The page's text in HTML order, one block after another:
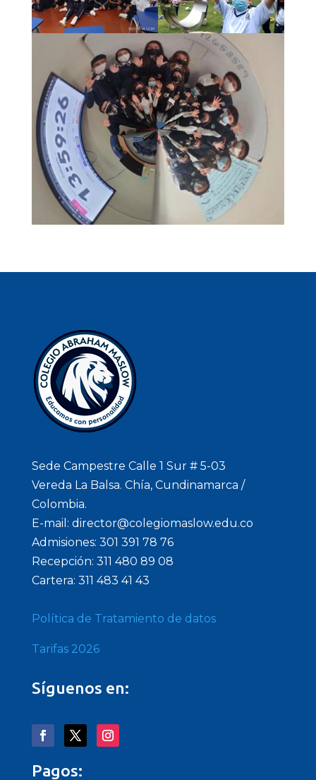
Sede Campestre Calle 1 Sur # 5-03
Vereda La Balsa. Chía, Cundinamarca /
Colombia.
E-mail: director@colegiomaslow.edu.co
Admisiones: 301 391 78 76
Recepción: 311 480 89 08
Cartera: 311 483 41 43
Política de Tratamiento de datos
Tarifas 2026
Síguenos en:
Pagos: